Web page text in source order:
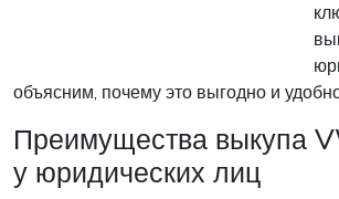
объясним, почему это выгодно и
Преимущества выкупа
у юридических лиц